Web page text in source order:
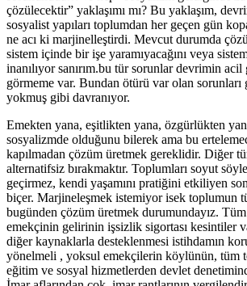
çözülecektir” yaklaşımı mı? Bu yaklaşım,
sosyalist yapıları toplumdan her geçen gün
ne acı ki marjinelleştirdi. Mevcut durumda
sistem içinde bir işe yaramıyacağını veya
inanılıyor sanırım.bu tür sorunlar devrimin
görmeme var. Bundan ötürü var olan sorunları
yokmuş gibi davranıyor.
Emekten yana, eşitlikten yana, özgürlükten
sosyalizmde olduğunu bilerek ama bu
kapılmadan çözüm üretmek gereklidir. Diğer
alternatifsiz bırakmaktır. Toplumları soyut
geçirmez, kendi yaşamını pratiğini etkiliyen
biçer. Marjineleşmek istemiyor isek toplumun
bugünden çözüm üretmek durumundayız.
emekçinin gelirinin işsizlik sigortası kesintiler
diğer kaynaklarla desteklenmesi istihdamın
yönelmeli , yoksul emekçilerin köylünün, tüm
eğitim ve sosyal hizmetlerden devlet